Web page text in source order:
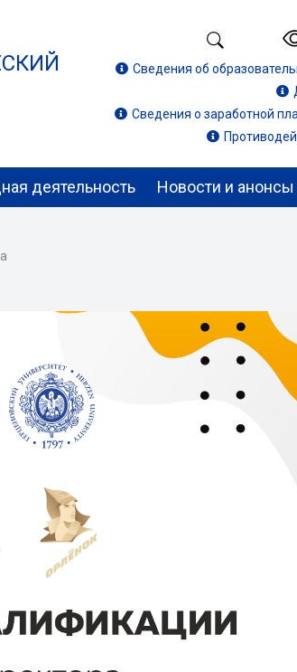
Сведения об
Сведения о заработной
деятельность Новости и анонсы